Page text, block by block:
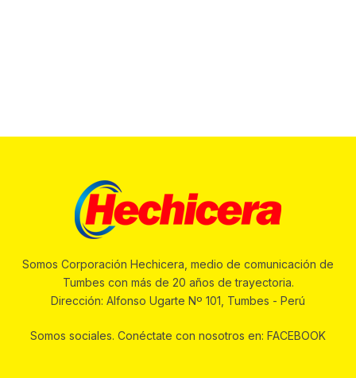
Somos Corporación Hechicera, medio de comunicación de
Tumbes con más de 20 años de trayectoria.
Dirección: Alfonso Ugarte Nº 101, Tumbes - Perú
Somos sociales. Conéctate con nosotros en: FACEBOOK